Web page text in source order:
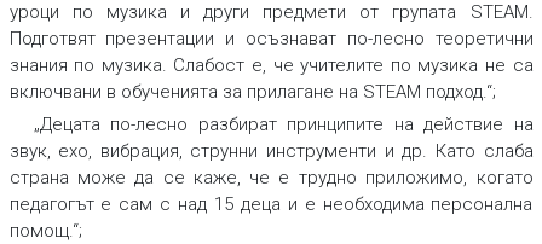
уроци по музика и други предмети от групата STEAM.
Подготвят презентации и осъзнават по-лесно теоретични
знания по музика. Слабост е, че учителите по музика не са
включвани в обученията за прилагане на STEAM подход.“;
„Децата по-лесно разбират принципите на действие на
звук, ехо, вибрация, струнни инструменти и др. Като слаба
страна може да се каже, че е трудно приложимо, когато
педагогът е сам с над 15 деца и е необходима персонална
помощ.“;